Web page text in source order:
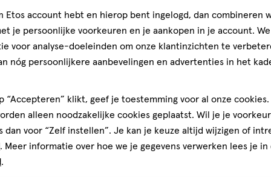
8.
Siliconen Oordopjes Voor
verhoog aantal met één , Bijna uitverkocht! Er
10 stuks
Ohropax Yellow
Gratisbezorging vanaf €35 Gratisretour binnen 30
Etos account hebt en hierop bent ingelogd, dan combineren
je persoonlijke voorkeuren en je aankopen in je account.
voor analyse-doeleinden om onze klantinzichten te
nóg persoonlijkere aanbevelingen en advertenties in het
“Accepteren” klikt, geef je toestemming voor al onze cookies.
alleen noodzakelijke cookies geplaatst. Wil je je
dan voor “Zelf instellen”. Je kan je keuze altijd wijzigen of
. Meer informatie over hoe we je gegevens verwerken lees je in
.